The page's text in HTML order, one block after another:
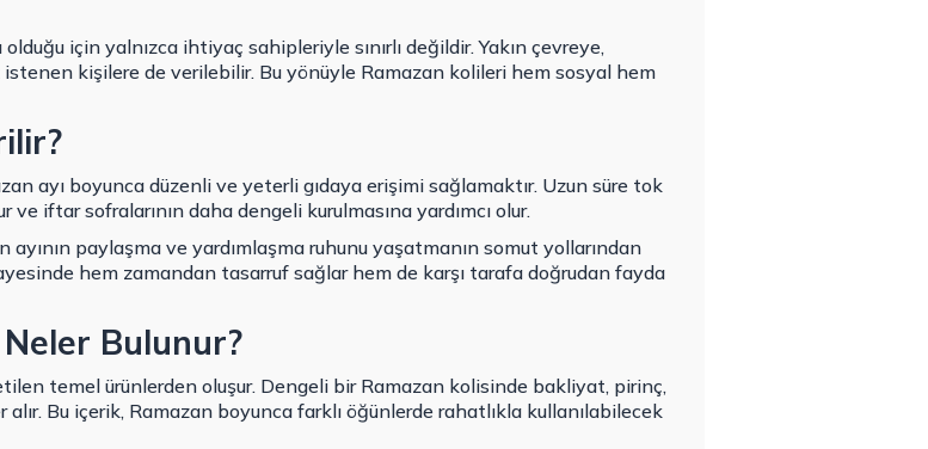
için yalnızca ihtiyaç sahipleriyle sınırlı değildir. Yakın çevreye,
kişilere de verilebilir. Bu yönüyle Ramazan kolileri hem sosyal hem
ayı boyunca düzenli ve yeterli gıdaya erişimi sağlamaktır. Uzun süre tok
iftar sofralarının daha dengeli kurulmasına yardımcı olur.
paylaşma ve yardımlaşma ruhunu yaşatmanın somut yollarından
hem zamandan tasarruf sağlar hem de karşı tarafa doğrudan fayda
Bulunur?
temel ürünlerden oluşur. Dengeli bir Ramazan kolisinde bakliyat, pirinç,
Bu içerik, Ramazan boyunca farklı öğünlerde rahatlıkla kullanılabilecek